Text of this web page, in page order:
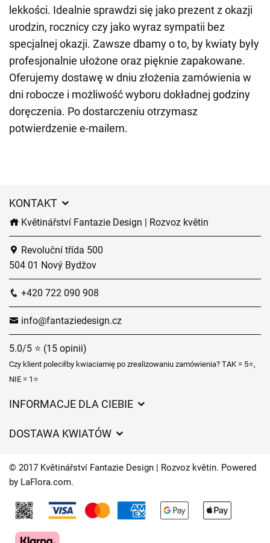
lekkości. Idealnie sprawdzi się jako prezent z okazji
urodzin, rocznicy czy jako wyraz sympatii bez
specjalnej okazji. Zawsze dbamy o to, by kwiaty były
profesjonalnie ułożone oraz pięknie zapakowane.
Oferujemy dostawę w dniu złożenia zamówienia w
dni robocze i możliwość wyboru dokładnej godziny
doręczenia. Po dostarczeniu otrzymasz
potwierdzenie e-mailem.
KONTAKT
Květinářství Fantazie Design | Rozvoz květin
Revoluční třída 500
504 01 Nový Bydžov
+420 722 090 908
info@fantaziedesign.cz
5.0/5 ⭐ (15 opinii)
Czy klient poleciłby kwiaciarnię po zrealizowaniu zamówienia? TAK = 5⭐,
NIE = 1⭐
INFORMACJE DLA CIEBIE
Czasy dostawy kwiatów – przegląd możliwości
DOSTAWA KWIATÓW
Gdzie dostarczamy kwiaty
Kontakt
© 2017 Květinářství Fantazie Design | Rozvoz květin. Powered
by LaFlora.com.